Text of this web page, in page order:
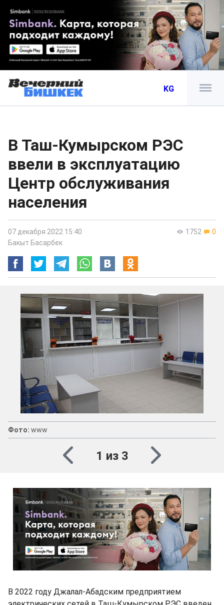
KG
В Таш-Кумырском РЭС
ввели в эксплуатацию
Центр обслуживания
населения
1752 0
07 декабря 2022 15:40
Бакыт Басарбек
Фото: www
1 из 3
В 2022 году Джалал-Абадским предприятием